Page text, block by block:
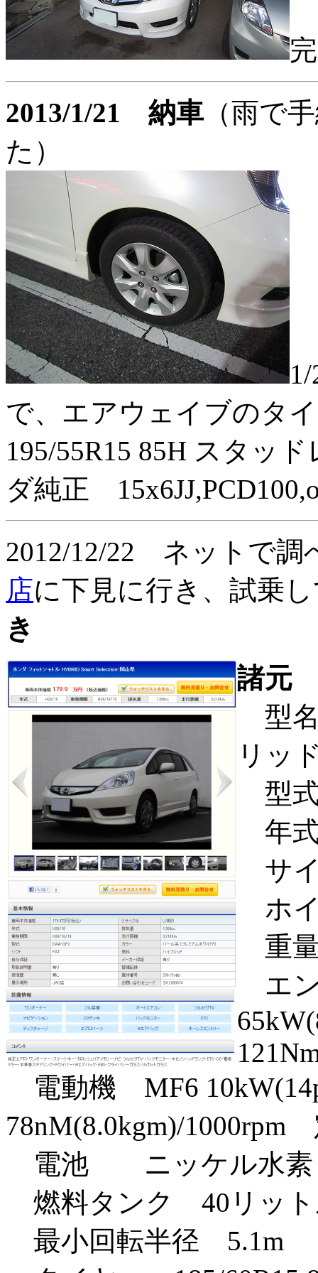
2013/1/21 納車 （雨で
た）
で、エアウェイブのタ
195/55R15 85H スタッ
ダ純正
2012/12/22 ネットで調
店に下見に行き、試乗
き
諸元
型
リッ
型
年
サイ
ホ
重
エ
電動機 MF6
78nM(8.0kgm)/1000rpm
電池 ニッケル水
燃料タンク 40リッ
最小回転半径 5.1m